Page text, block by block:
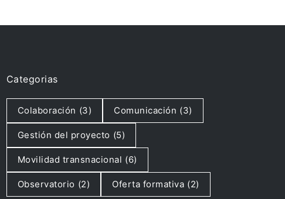
Categorias
Colaboración (3) Comunicación (3)
Gestión del proyecto (5)
Movilidad transnacional (6)
Observatorio (2) Oferta formativa (2)